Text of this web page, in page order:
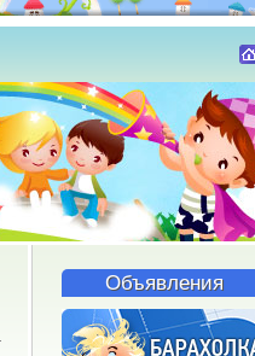
Объявления